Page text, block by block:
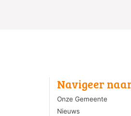
Navigeer
Onze Gemeente
Nieuws